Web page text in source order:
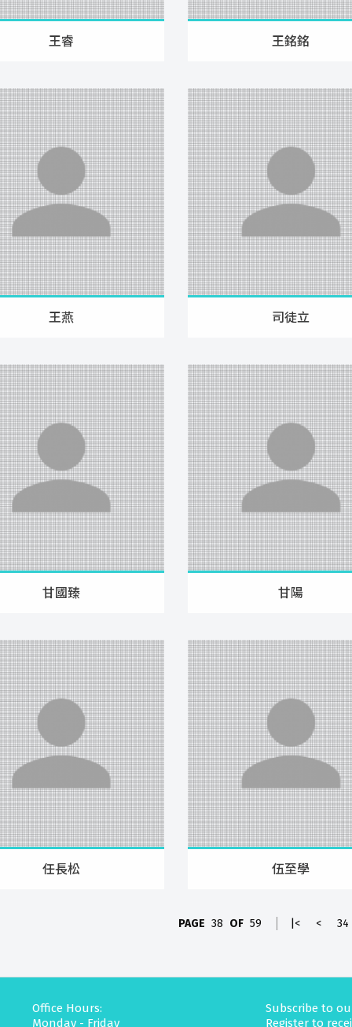
王睿 王銘銘
王燕 司徒立
甘國臻 甘陽
任長松 伍至學
PAGE 38 OF 59 |< < 34
Office Hours:
Monday - Friday
Subscribe to
Register to